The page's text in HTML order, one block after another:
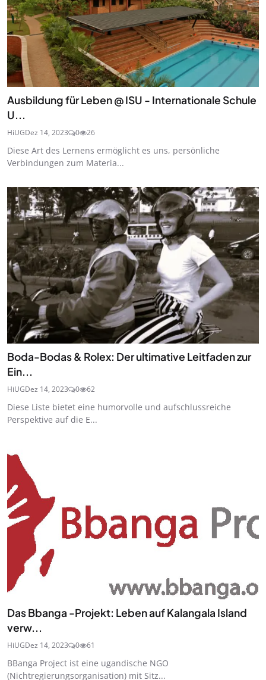
Ausbildung für Leben @ ISU - Internationale Schule
U...
HiUGDez 14, 2023 0 26
Diese Art des Lernens ermöglicht es uns, persönliche
Verbindungen zum Materia...
Boda-Bodas & Rolex: Der ultimative Leitfaden zur
Ein...
HiUGDez 14, 2023 0 62
Diese Liste bietet eine humorvolle und aufschlussreiche
Perspektive auf die E...
Das Bbanga -Projekt: Leben auf Kalangala Island
verw...
HiUGDez 14, 2023 0 61
BBanga Project ist eine ugandische NGO
(Nichtregierungsorganisation) mit Sitz...